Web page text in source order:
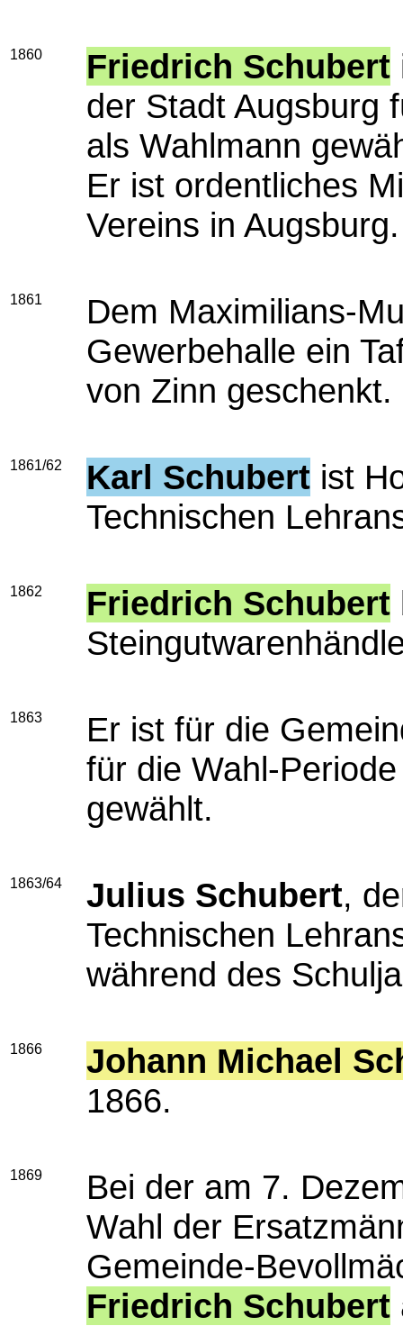
1860 Friedrich Schubert
der Stadt Augsburg
als Wahlmann
Er ist ordentliches
Vereins in Augsburg.
1861
Dem Maximilians-
Gewerbehalle ein
von Zinn geschenkt.
1861/62 Karl Schubert ist
Technischen
1862 Friedrich Schubert
1863
Er ist für die
für die Wahl-
gewählt.
1863/64 Julius Schubert,
Technischen
während des
1866
Johann Michael
1866.
1869
Bei der am 7.
Wahl der
Gemeinde-
Friedrich Schubert